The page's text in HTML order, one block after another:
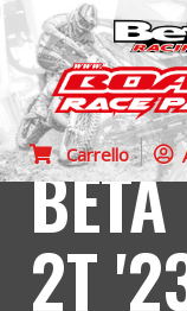
Carrello
2T